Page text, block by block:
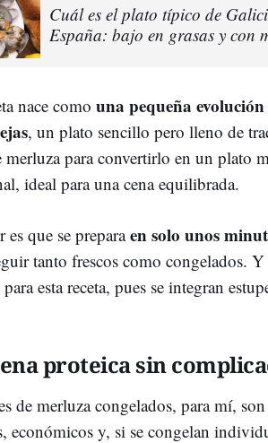
Cuál es el plato típico de
España: bajo en grasas y con
nace como una pequeña
, un plato sencillo pero lleno de
merluza para convertirlo en un plato
ideal para una cena equilibrada.
que se preparaen solo unos
tanto frescos como congelados.
para esta receta, pues se integran
proteica sin
de merluza congelados, para mí,
económicos y, si se congelan